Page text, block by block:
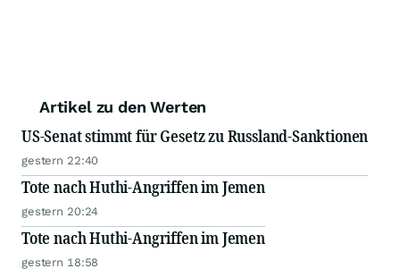
Artikel zu den Werten
US-Senat stimmt für Gesetz zu Russland-Sanktionen
gestern 22:40
Tote nach Huthi-Angriffen im Jemen
gestern 20:24
Tote nach Huthi-Angriffen im Jemen
gestern 18:58